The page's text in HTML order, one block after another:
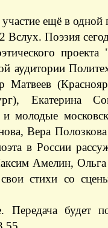
ещё в одной
Поэзия
аудитории
Матвеев
Екатерина
и молодые
Вера
в России
Амелин, Ольга
стихи со
Передача будет